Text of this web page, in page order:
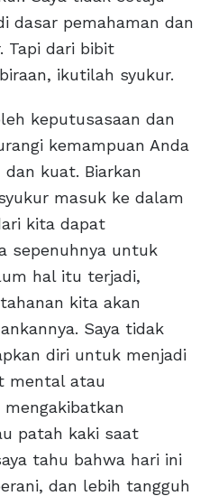
dasar pemahaman dan
Tapi dari bibit
ikutilah syukur.
keputusasaan dan
kemampuan Anda
kuat. Biarkan
masuk ke dalam
kita dapat
sepenuhnya untuk
hal itu terjadi,
kita akan
Saya tidak
diri untuk menjadi
mental atau
patah kaki saat
tahu bahwa hari ini
dan lebih tangguh